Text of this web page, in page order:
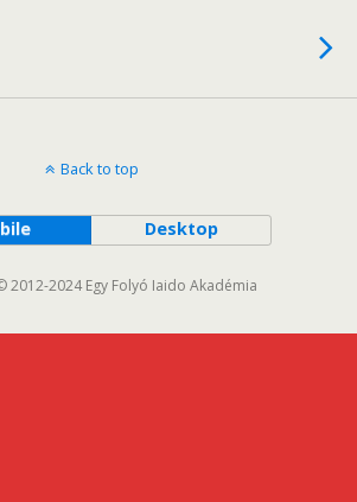
Back to top
Desktop
2012-2024 Egy Folyó Iaido Akadémia